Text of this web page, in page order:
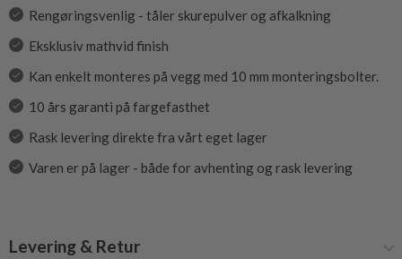
Rengøringsvenlig - tåler skurepulver og afkalkning
Eksklusiv mathvid finish
Kan enkelt monteres på vegg med 10 mm monteringsbolter.
10 års garanti på fargefasthet
Rask levering direkte fra vårt eget lager
Varen er på lager - både for avhenting og rask levering
Levering & Retur